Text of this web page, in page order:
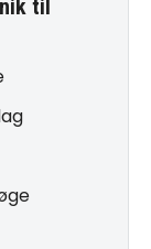
til